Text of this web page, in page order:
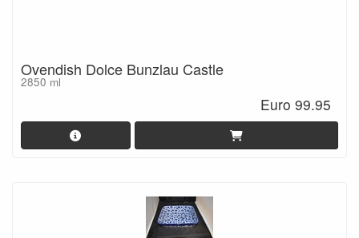
Ovendish Dolce Bunzlau Castle
2850 ml
Euro 99.95